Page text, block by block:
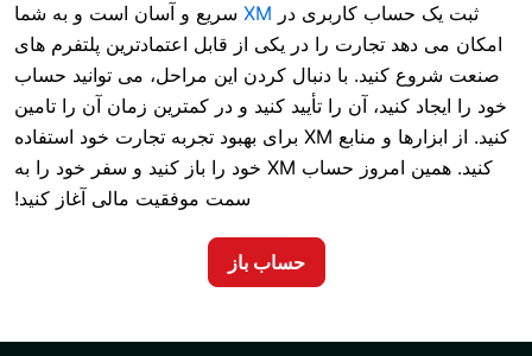
کاربری درXMسریع و آسان است و به شما
را در یکی از قابل اعتمادترین پلتفرم های
با دنبال کردن این مراحل، می توانید حساب
آن را تأیید کنید و در کمترین زمان آن را تامین
کنید. از ابزارها و منابع XM برای بهبود تجربه تجارت خود استفاده
کنید. همین امروز حساب XM خود را باز کنید و سفر خود را به
سمت موفقیت مالی آغاز کنید!